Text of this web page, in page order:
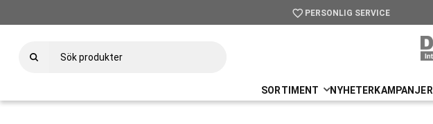
favorite_border PERSONLIG SERVICE
SORTIMENT NYHETER KAMPANJER